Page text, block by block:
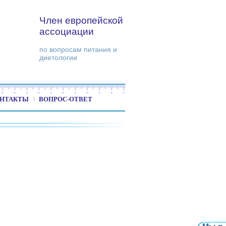
Член европейской
ассоциации
по вопросам питания и
диетологии
ВОПРОС-ОТВЕТ